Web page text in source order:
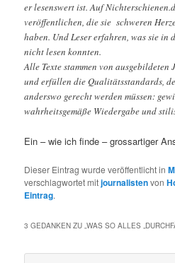
er lesenswert ist. Auf
veröffentlichen, die sie schweren
haben. Und Leser erfahren, was sie in
nicht lesen konnten.
Alle Texte stammen von
und erfüllen die Qualitätsstandards,
anderswo gerecht werden müssen:
wahrheitsgemäße Wiedergabe und
Ein – wie ich finde – grossartiger
Dieser Eintrag wurde veröffentlicht in
verschlagwortet mitjournalistenvon
Eintrag.
3 GEDANKEN ZU „WAS SO ALLES